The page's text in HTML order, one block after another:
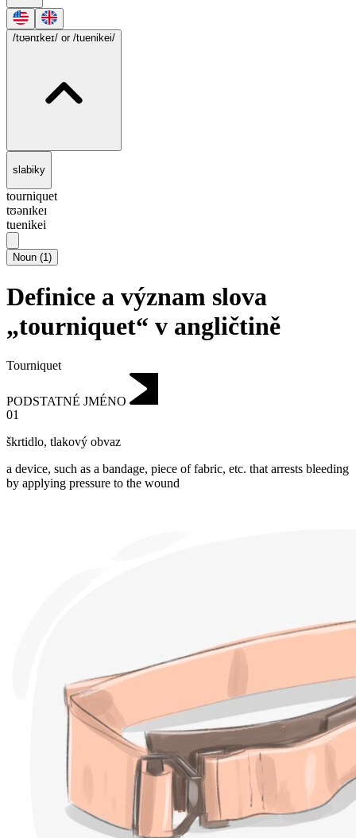
/tʊənɪkeɪ/ or /tuenikei/
slabiky
tourniquet
tʊənɪkeɪ
tuenikei
Noun (1)
Definice a význam slova
„tourniquet“ v angličtině
Tourniquet
PODSTATNÉ JMÉNO
01
škrtidlo, tlakový obvaz
a device, such as a bandage, piece of fabric, etc. that arrests bleeding
by applying pressure to the wound